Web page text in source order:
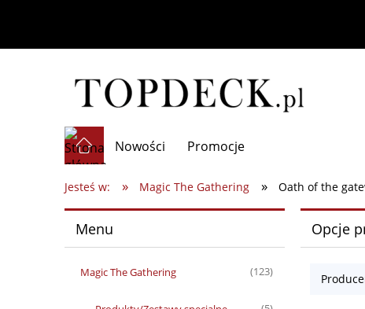
Nowości Promocje
Jesteś w: » Magic The Gathering » Oath of the
Menu
Magic The Gathering (123)
Opcje